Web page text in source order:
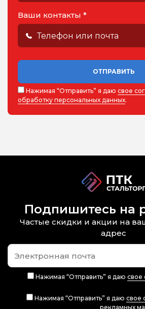
Ваши контакты *
ОТПРАВИТЬ
Нажимая “Отправить” я даю свое
обработку персональных данных.
Подпишитесь на
Частые скидки и акции на
адрес
Нажимая “Отправить” я даю свое
Нажимая “Отправить” я даю свое
рекламных